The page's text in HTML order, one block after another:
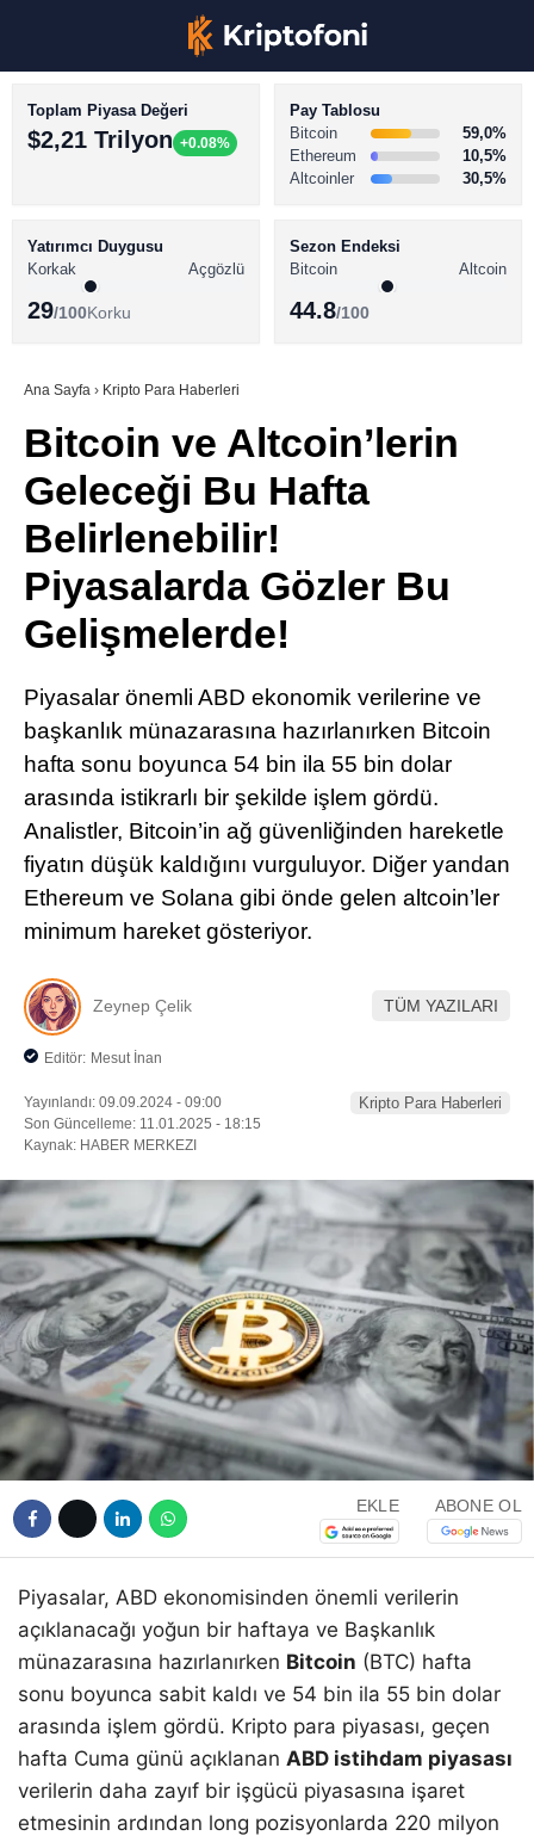
Youtube
TikTok
Telegram
BİTCOİN HABERLERİ
ALTCOİN HABERLERİ
SÖZLÜK
Toplam Piyasa Değeri
$2,21 Trilyon +0.08%
Pay Tablosu
Bitcoin
59,0%
Ethereum
10,5%
Altcoinler
30,5%
Yatırımcı Duygusu
Korkak
Açgözlü
29/100Korku
Sezon Endeksi
Bitcoin
Altcoin
44.8/100
Ana Sayfa › Kripto Para Haberleri
Bitcoin ve Altcoin’lerin
Geleceği Bu Hafta
Belirlenebilir!
Piyasalarda Gözler Bu
Gelişmelerde!
Piyasalar önemli ABD ekonomik verilerine ve
başkanlık münazarasına hazırlanırken Bitcoin
hafta sonu boyunca 54 bin ila 55 bin dolar
arasında istikrarlı bir şekilde işlem gördü.
Analistler, Bitcoin’in ağ güvenliğinden hareketle
fiyatın düşük kaldığını vurguluyor. Diğer yandan
Ethereum ve Solana gibi önde gelen altcoin’ler
minimum hareket gösteriyor.
Zeynep Çelik TÜM YAZILARI
Editör: Mesut İnan
Yayınlandı: 09.09.2024 - 09:00
Son Güncelleme: 11.01.2025 - 18:15
Kaynak: HABER MERKEZI
Kripto Para Haberleri
EKLE ABONE OL
Piyasalar, ABD ekonomisinden önemli verilerin
açıklanacağı yoğun bir haftaya ve Başkanlık
münazarasına hazırlanırken Bitcoin (BTC) hafta
sonu boyunca sabit kaldı ve 54 bin ila 55 bin dolar
arasında işlem gördü. Kripto para piyasası, geçen
hafta Cuma günü açıklanan ABD istihdam piyasası
verilerin daha zayıf bir işgücü piyasasına işaret
etmesinin ardından long pozisyonlarda 220 milyon